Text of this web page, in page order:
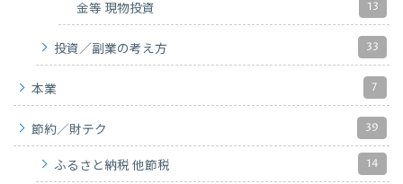
金等 現物投資 13
投資／副業の考え方 33
本業 7
節約／財テク 39
ふるさと納税 他節税 14